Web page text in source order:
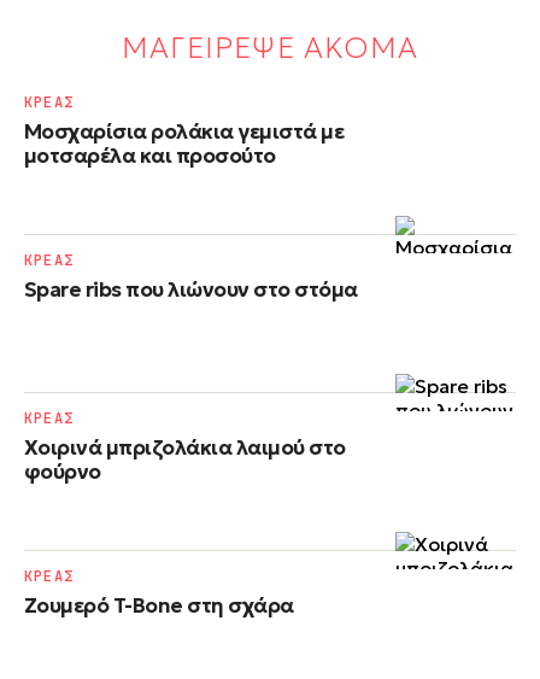
ΜΑΓΕΙΡΕΨΕ ΑΚΟΜΑ
Μοσχαρίσια ρολάκια γεμιστά με
μοτσαρέλα και προσούτο
ΚΡΕΑΣ
Spare ribs που λιώνουν στο στόμα
ΚΡΕΑΣ
Χοιρινά μπριζολάκια λαιμού στο
φούρνο
ΚΡΕΑΣ
Ζουμερό T-Bone στη σχάρα
ΚΡΕΑΣ